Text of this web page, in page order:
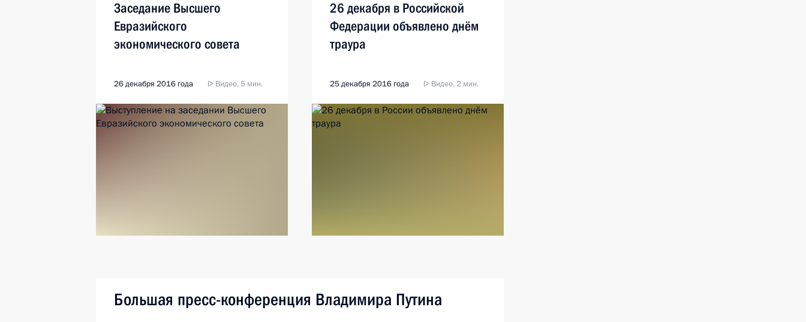
Заседание Высшего
Евразийского
экономического совета
26 декабря 2016 года Видео, 5 мин.
26 декабря в Российской
Федерации объявлено днём
траура
25 декабря 2016 года Видео, 2 мин.
Большая пресс-конференция Владимира Путина